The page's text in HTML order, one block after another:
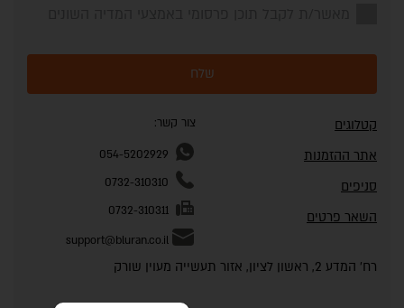
שלח
קטלוגים
אתר ההזמנות
סניפים
השאר פרטים
צור קשר:
054-5202929
0732-310310
0732-310311
support@bluran.co.il
רח' המדע 2, ראשון לציון, אזור תעשייה מעוין שורק